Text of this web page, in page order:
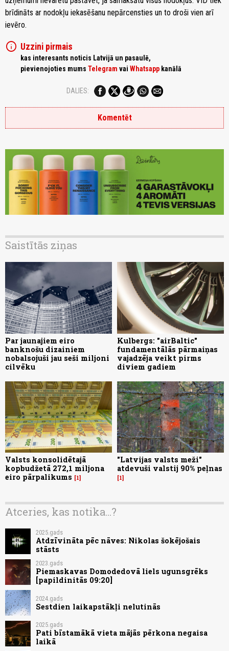
brīdināts ar nodokļu iekasēšanu nepārcensties un to droši vien arī
ievēro.
info Uzzini pirmais
kas interesants noticis Latvijā un pasaulē,
pievienojoties mums Telegram vai Whatsapp kanālā
DALIES:
Komentēt
Saistītās ziņas
Par jaunajiem eiro
banknošu dizainiem
nobalsojuši jau seši miljoni
cilvēku
Kulbergs: "airBaltic"
fundamentālās pārmaiņas
vajadzēja veikt pirms
diviem gadiem
Valsts konsolidētajā
kopbudžetā 272,1 miljona
eiro pārpalikums
1
"Latvijas valsts meži"
atdevuši valstij 90% peļnas
1
Atceries, kas notika...?
2025.gads
Atdzīvināta pēc nāves: Nikolas šokējošais
stāsts
2023.gads
Piemaskavas Domodedovā liels ugunsgrēks
[papildinitās 09:20]
2024.gads
Sestdien laikapstākļi nelutinās
2025.gads
Pati bīstamākā vieta mājās pērkona negaisa
laikā